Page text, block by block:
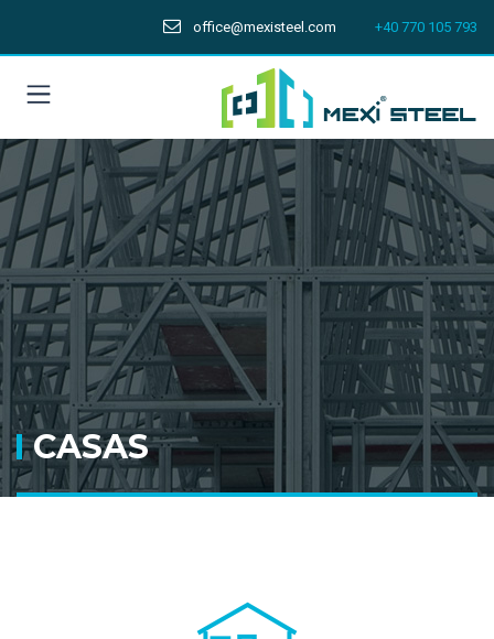
office@mexisteel.com +40 770 105 793
CASAS